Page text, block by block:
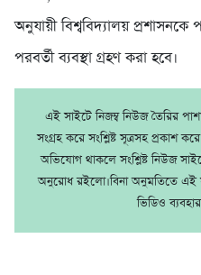
অনুযায়ী বিশ্ববিদ্যালয়
পরবর্তী ব্যবস্থা গ্রহণ করা হবে।
এই সাইটে নিজম্ব নিউজ তৈরির
সংগ্রহ করে সংশ্লিষ্ট সূত্রসহ প্রকাশ
অভিযোগ থাকলে সংশ্লিষ্ট নিউজ
অনুরোধ রইলো।বিনা অনুমতিতে এই
ভিডিও